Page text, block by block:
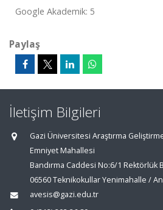
Google Akademik: 5
Paylaş
İletişim Bilgileri
Gazi Üniversitesi Araştırma
Emniyet Mahallesi
Bandırma Caddesi No:6/1 Rektörlük
06560 Teknikokullar Yenimahalle /
avesis@gazi.edu.tr